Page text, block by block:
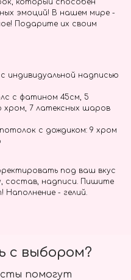
который способен
эмоций! В нашем мире -
Подарите их своим
индивидуальной надписью
с фатином 45см, 5
7 латексных шаров
с дождиком: 9 хром
под ваш вкус
состав, надписи. Пишите
Наполнение - гелий.
помогут
с выбором?